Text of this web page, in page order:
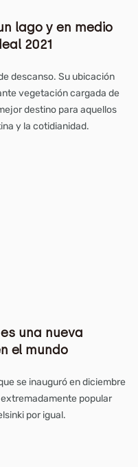
lago y en medio
2021
descanso. Su ubicación
vegetación cargada de
destino para aquellos
y la cotidianidad.
una nueva
el mundo
se inauguró en diciembre
popular
por igual.